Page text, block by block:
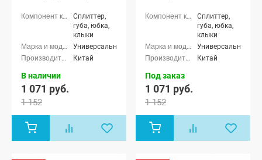
Сплиттер,
губа, юбка,
клыки
Универсальные
Китай
В наличии
1 071 руб.
1 152
Сплиттер,
губа, юбка,
клыки
Универсальные
Китай
Под заказ
1 071 руб.
1 152